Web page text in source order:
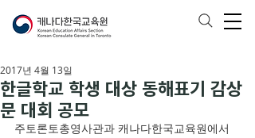
한글학교 학생 대상 동해표기 감상
문 대회 공모
2017년 4월 13일
주토론토총영사관과 캐나다한국교육원에서